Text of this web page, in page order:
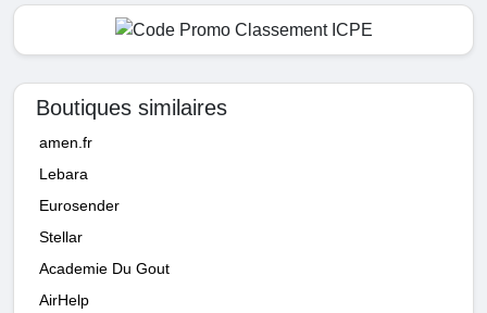
Boutiques similaires
amen.fr
Lebara
Eurosender
Stellar
Academie Du Gout
AirHelp